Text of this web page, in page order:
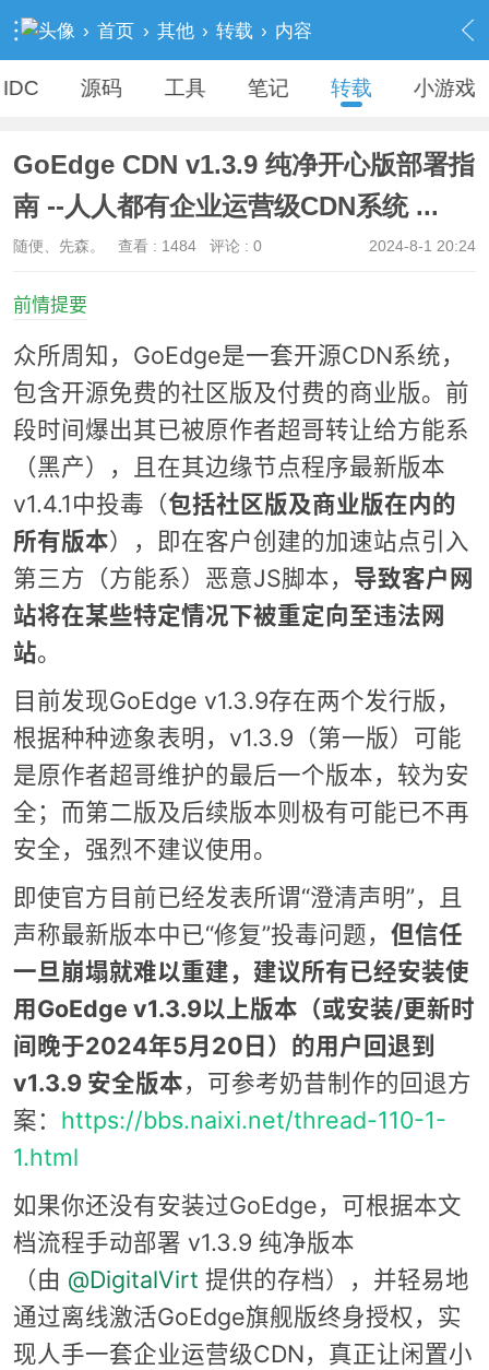
› 首页 › 其他 › 转载 › 内容
IDC 源码 工具 笔记 转载 小游戏
GoEdge CDN v1.3.9 纯净开心版部署指
南 --人人都有企业运营级CDN系统 ...
2024-8-1 20:24
随便、先森。 查看 : 1484评论 : 0
前情提要
众所周知，GoEdge是一套开源CDN系统，
包含开源免费的社区版及付费的商业版。前
段时间爆出其已被原作者超哥转让给方能系
（黑产），且在其边缘节点程序最新版本
v1.4.1中投毒（包括社区版及商业版在内的
所有版本），即在客户创建的加速站点引入
第三方（方能系）恶意JS脚本， 导致客户网
站将在某些特定情况下被重定向至违法网
站。
目前发现GoEdge v1.3.9存在两个发行版，
根据种种迹象表明，v1.3.9（第一版）可能
是原作者超哥维护的最后一个版本，较为安
全；而第二版及后续版本则极有可能已不再
安全，强烈不建议使用。
即使官方目前已经发表所谓“澄清声明”，且
声称最新版本中已“修复”投毒问题， 但信任
一旦崩塌就难以重建，建议所有已经安装使
用GoEdge v1.3.9以上版本（或安装/更新时
间晚于2024年5月20日）的用户回退到
v1.3.9 安全版本，可参考奶昔制作的回退方
案： https://bbs.naixi.net/thread-110-1-
1.html
如果你还没有安装过GoEdge，可根据本文
档流程手动部署 v1.3.9 纯净版本
（由 @DigitalVirt 提供的存档），并轻易地
通过离线激活GoEdge旗舰版终身授权，实
现人手一套企业运营级CDN，真正让闲置小